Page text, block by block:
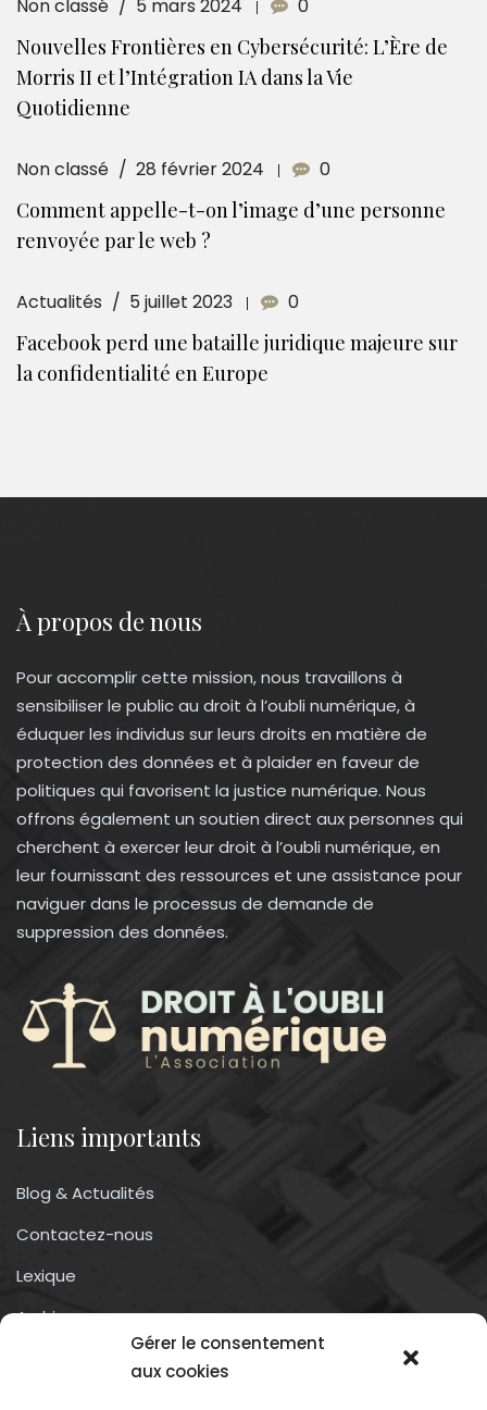
Gérer le consentement
aux cookies
Non classé 5 mars 2024 0
Nouvelles Frontières en Cybersécurité: L’Ère de
Morris II et l’Intégration IA dans la Vie
Quotidienne
Non classé 28 février 2024 0
Comment appelle-t-on l’image d’une personne
renvoyée par le web ?
Actualités 5 juillet 2023 0
Facebook perd une bataille juridique majeure sur
la confidentialité en Europe
À propos de nous
Pour accomplir cette mission, nous travaillons à
sensibiliser le public au droit à l’oubli numérique, à
éduquer les individus sur leurs droits en matière de
protection des données et à plaider en faveur de
politiques qui favorisent la justice numérique. Nous
offrons également un soutien direct aux personnes qui
cherchent à exercer leur droit à l’oubli numérique, en
leur fournissant des ressources et une assistance pour
naviguer dans le processus de demande de
suppression des données.
Liens importants
Blog & Actualités
Contactez-nous
Lexique
Archives